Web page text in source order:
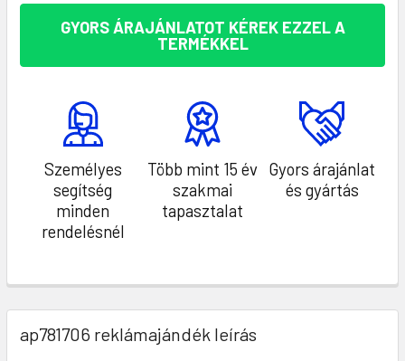
GYORS ÁRAJÁNLATOT KÉREK EZZEL A
TERMÉKKEL
Személyes
segítség
minden
rendelésnél
Több mint 15 év
szakmai
tapasztalat
Gyors árajánlat
és gyártás
ap781706 reklámajándék leírás